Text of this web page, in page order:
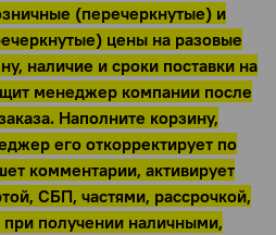
(перечеркнутые) и
цены на разовые
наличие и сроки поставки на
менеджер компании после
Наполните корзину,
его откорректирует по
комментарии, активирует
СБП, частями, рассрочкой,
при получении наличными,